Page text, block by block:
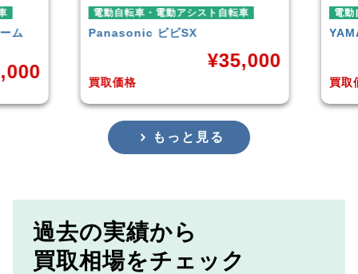
電動自転車・電動アシスト自転車
PanasonicビビSX
買取価格
35,000
電動自転車・電
PAS
もっと見る
過去の実績から
買取相場をチェック